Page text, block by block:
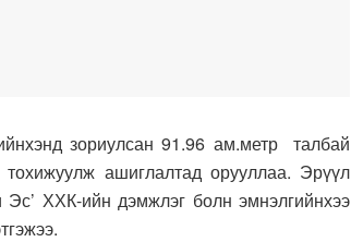
зориулсан 91.96 ам.метр талбай
ашиглалтад орууллаа. Эрүүл
ХХК-ийн дэмжлэг болн эмнэлгийнхээ